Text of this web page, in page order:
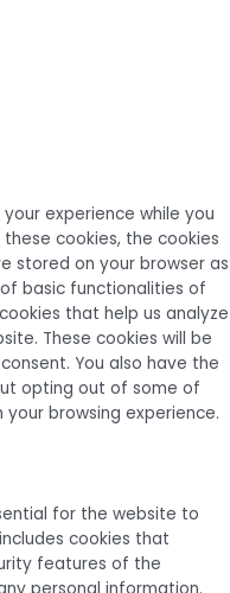
experience while you
cookies, the cookies
stored on your browser as
basic functionalities of
that help us analyze
These cookies will be
You also have the
opting out of some of
browsing experience.
for the website to
cookies that
features of the